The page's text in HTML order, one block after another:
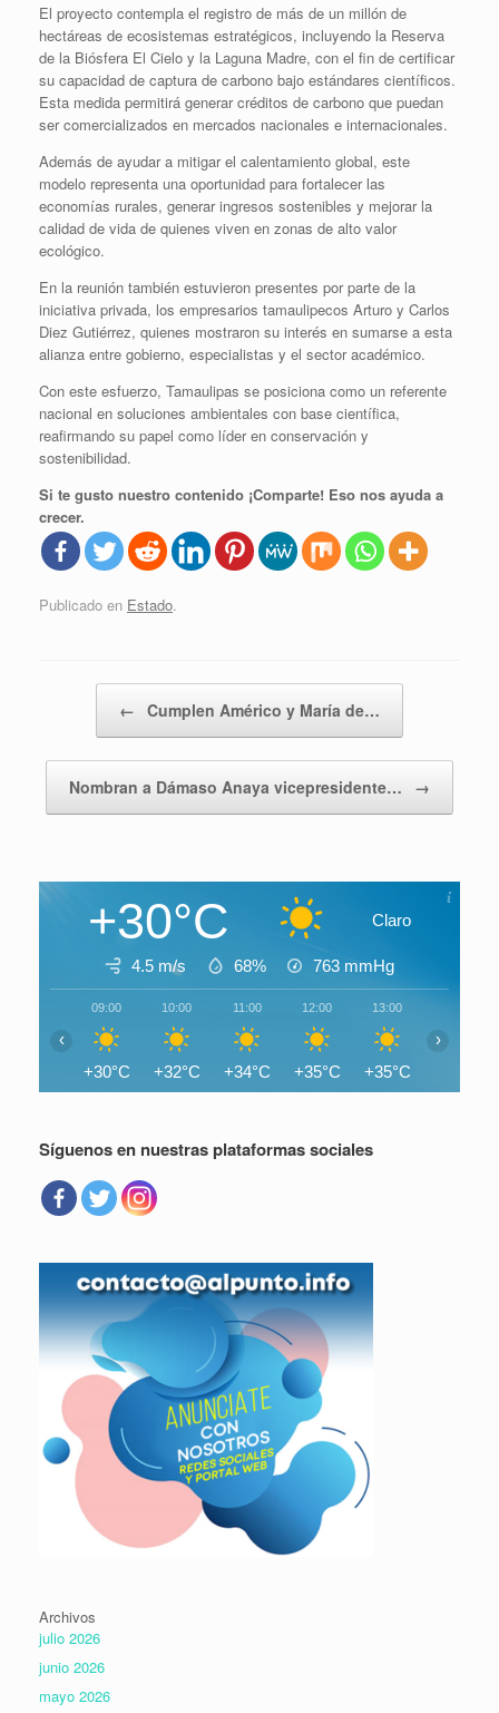
El proyecto contempla el registro de más de un millón de
hectáreas de ecosistemas estratégicos, incluyendo la Reserva
de la Biósfera El Cielo y la Laguna Madre, con el fin de certificar
su capacidad de captura de carbono bajo estándares científicos.
Esta medida permitirá generar créditos de carbono que puedan
ser comercializados en mercados nacionales e internacionales.
Además de ayudar a mitigar el calentamiento global, este
modelo representa una oportunidad para fortalecer las
economías rurales, generar ingresos sostenibles y mejorar la
calidad de vida de quienes viven en zonas de alto valor
ecológico.
En la reunión también estuvieron presentes por parte de la
iniciativa privada, los empresarios tamaulipecos Arturo y Carlos
Diez Gutiérrez, quienes mostraron su interés en sumarse a esta
alianza entre gobierno, especialistas y el sector académico.
Con este esfuerzo, Tamaulipas se posiciona como un referente
nacional en soluciones ambientales con base científica,
reafirmando su papel como líder en conservación y
sostenibilidad.
Si te gusto nuestro contenido ¡Comparte! Eso nos ayuda a
crecer.
Publicado en Estado.
← Cumplen Américo y María de…
Nombran a Dámaso Anaya vicepresidente… →
+30°C Claro
4.5 m/s 68% 763 mmHg
09:00
+30°C
10:00
+32°C
11:00
+34°C
12:00
+35°C
13:00
+35°C
‹ ›
Síguenos en nuestras plataformas sociales
Archivos
julio 2026
junio 2026
mayo 2026